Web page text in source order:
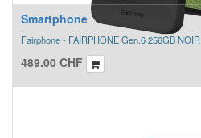
Smartphone
Fairphone - FAIRPHONE Gen.6 256GB NOIR
489.00 CHF